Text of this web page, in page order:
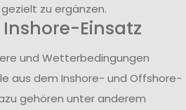
zu ergänzen.
Einsatz
und Wetterbedingungen
aus dem Inshore- und Offshore-
gehören unter anderem